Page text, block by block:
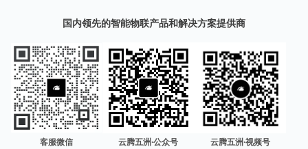
国内领先的智能物联产品和解决方案提供商
客服微信 云腾五洲·公众号 云腾五洲·视频号